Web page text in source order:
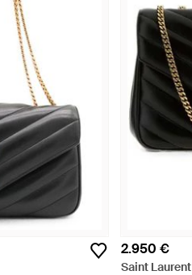
2.950 €
Saint Laurent